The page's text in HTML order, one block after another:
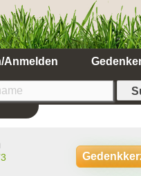
Anmelden